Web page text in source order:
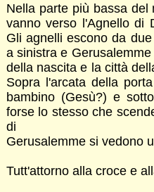
Nella parte più bassa del
vanno verso l'Agnello di
Gli agnelli escono da
a sinistra e
della nascita e la città
Sopra l'arcata della
bambino (Gesù?) e
forse lo stesso che
di
Gerusalemme si vedono
Tutt'attorno alla croce e